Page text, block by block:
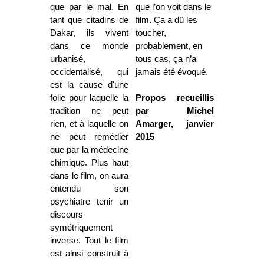
que par le mal. En
tant que citadins de
Dakar, ils vivent
dans ce monde
urbanisé,
occidentalisé, qui
est la cause d'une
folie pour laquelle la
tradition ne peut
rien, et à laquelle on
ne peut remédier
que par la médecine
chimique. Plus haut
dans le film, on aura
entendu son
psychiatre tenir un
discours
symétriquement
inverse. Tout le film
est ainsi construit à
que l’on voit dans le
film. Ça a dû les
toucher,
probablement, en
tous cas, ça n’a
jamais été évoqué.
Propos recueillis
par Michel
Amarger, janvier
2015